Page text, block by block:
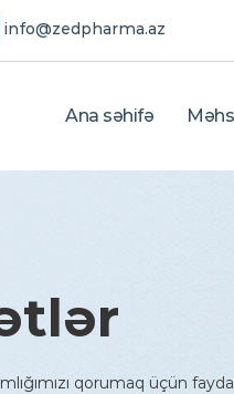
info@zedpharma.az
Ana səhifə
qorumaq üçün